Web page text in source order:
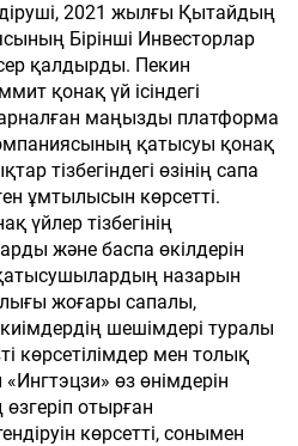
2021 жылғы Қытайдың
Бірінші Инвесторлар
қалдырды. Пекин
қонақ үй ісіндегі
арналған маңызды платформа
қатысуы қонақ
тізбегіндегі өзінің сапа
ұмтылысын көрсетті.
үйлер тізбегінің
және баспа өкілдерін
назарын
жоғары сапалы,
шешімдері туралы
көрсетілімдер мен толық
өз өнімдерін
өзгеріп отырған
көрсетті, сонымен